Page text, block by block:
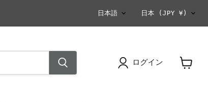
言
語
日本語 国
日本 (JPY ¥)
ログイン